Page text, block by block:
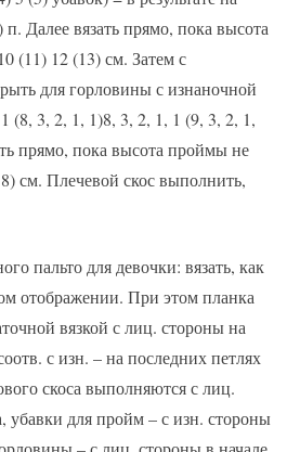
Далее вязать прямо, пока высота
(11) 12 (13) см. Затем с
для горловины с изнаночной
(8, 3, 2, 1, 1)8, 3, 2, 1, 1 (9, 3, 2, 1,
прямо, пока высота проймы не
см. Плечевой скос выполнить,
пальто для девочки: вязать, как
отображении. При этом планка
вязкой с лиц. стороны на
с изн. – на последних петлях
скоса выполняются с лиц.
убавки для пройм – с изн. стороны